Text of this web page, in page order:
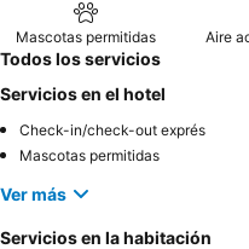
Mascotas permitidas Aire
Todos los servicios
Servicios en el hotel
Check-in/check-out exprés
Mascotas permitidas
Ver más
Servicios en la habitación